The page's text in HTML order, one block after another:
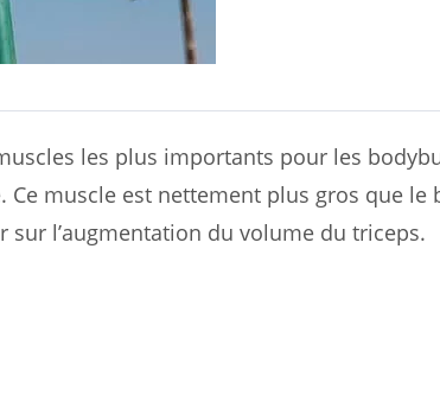
les plus importants pour les
muscle est nettement plus gros que le
l’augmentation du volume du triceps.